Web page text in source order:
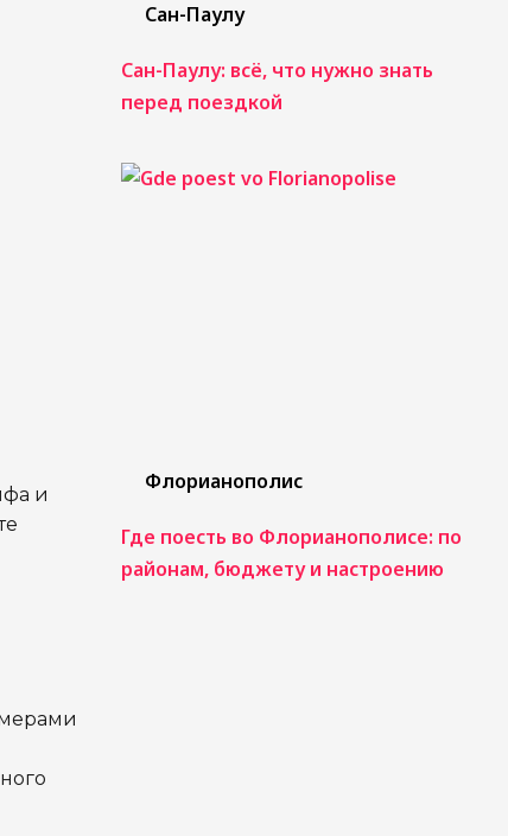
и
Сан-Паулу
Сан-Паулу: всё, что нужно знать
перед поездкой
Флорианополис
Где поесть во Флорианополисе: по
районам, бюджету и настроению